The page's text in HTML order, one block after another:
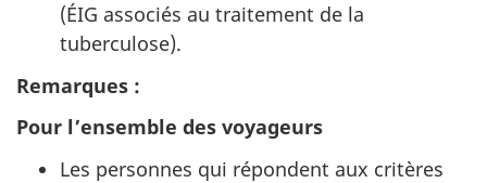
(ÉIG associés au traitement de la
tuberculose).
Remarques :
Pour l’ensemble des voyageurs
Les personnes qui répondent aux critères